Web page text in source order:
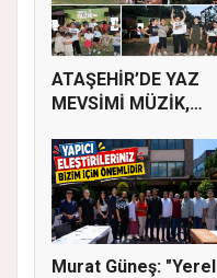
ATAŞEHİR’DE YAZ
MEVSİMİ MÜZİK,
Murat Güneş: "Yerel